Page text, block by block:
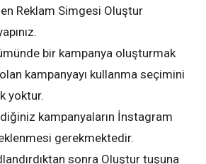
Reklam Simgesi Oluştur
bir kampanya oluşturmak
kampanyayı kullanma seçimini
yoktur.
kampanyaların İnstagram
gerekmektedir.
sonra Oluştur tuşuna